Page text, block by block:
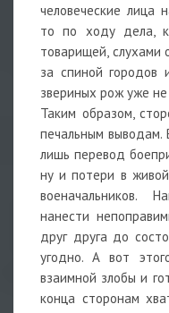
человеческие лица
то по ходу дела,
товарищей, слухами
за спиной городов
звериных рож уже
Таким образом,
печальным выводам.
лишь перевод
ну и потери в
военачальников.
нанести
друг друга до
угодно. А вот
взаимной злобы и
конца сторонам